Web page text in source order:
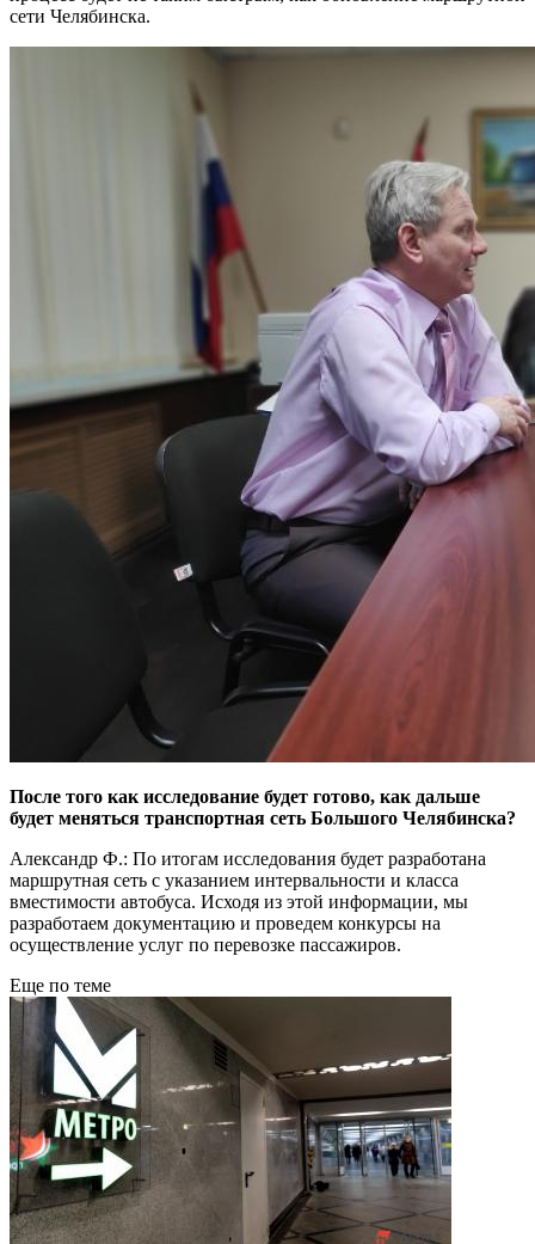
сети Челябинска.
После того как исследование будет готово, как дальше
будет меняться транспортная сеть Большого Челябинска?
Александр Ф.: По итогам исследования будет разработана
маршрутная сеть с указанием интервальности и класса
вместимости автобуса. Исходя из этой информации, мы
разработаем документацию и проведем конкурсы на
осуществление услуг по перевозке пассажиров.
Еще по теме